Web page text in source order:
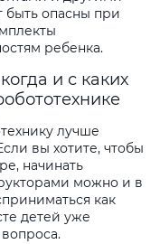
быть опасны при
ребенка.
и с каких
лучше
вы хотите, чтобы
начинать
можно и в
как
детей уже